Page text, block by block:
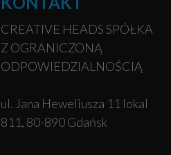
CREATIVE HEADS SPÓŁKA
Z OGRANICZONĄ
ODPOWIEDZIALNOŚCIĄ
ul. Jana Heweliusza 11 lokal
811, 80-890 Gdańsk